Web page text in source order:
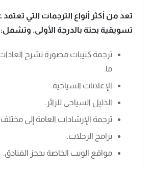
تعد من أكثر أنواع الترجمات التي
تسويقية بحتة بالدرجة الأولى. وتشمل:
ترجمة كتيبات مصورة تشرح العادات
ما.
الإعلانات السياحية.
الدليل السياحي للزائر.
ترجمة الإرشادات العامة إلى مختلف
برامج الرحلات.
مواقع الويب الخاصة بحجز الفنادق.